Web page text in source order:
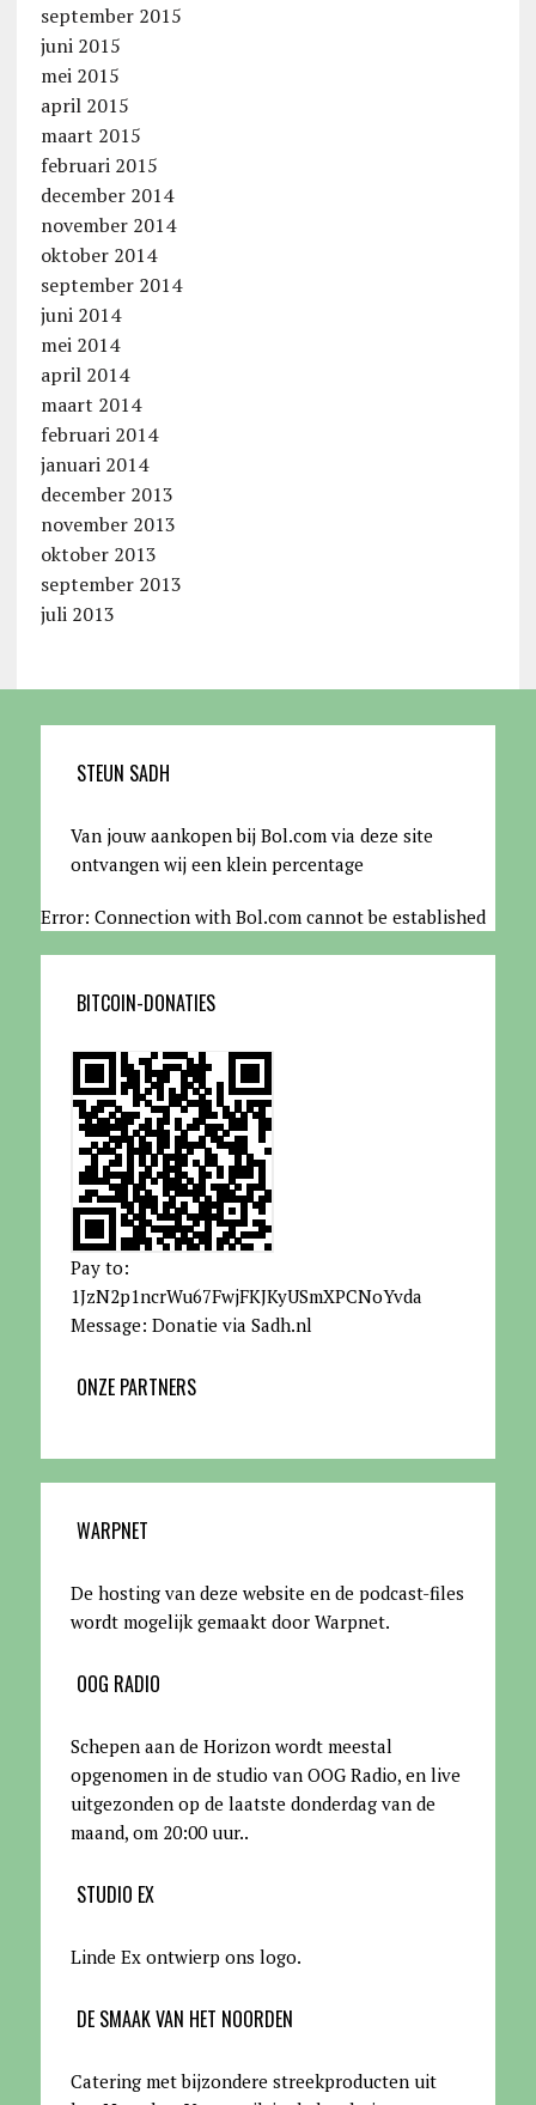
september 2015
juni 2015
mei 2015
april 2015
maart 2015
februari 2015
december 2014
november 2014
oktober 2014
september 2014
juni 2014
mei 2014
april 2014
maart 2014
februari 2014
januari 2014
december 2013
november 2013
oktober 2013
september 2013
juli 2013
STEUN SADH
Van jouw aankopen bij Bol.com via deze site
ontvangen wij een klein percentage
Error: Connection with Bol.com cannot be established
BITCOIN-DONATIES
Pay to:
1JzN2p1ncrWu67FwjFKJKyUSmXPCNoYvda
Message: Donatie via Sadh.nl
ONZE PARTNERS
WARPNET
De hosting van deze website en de podcast-files
wordt mogelijk gemaakt door Warpnet.
OOG RADIO
Schepen aan de Horizon wordt meestal
opgenomen in de studio van OOG Radio, en live
uitgezonden op de laatste donderdag van de
maand, om 20:00 uur..
STUDIO EX
Linde Ex ontwierp ons logo.
DE SMAAK VAN HET NOORDEN
Catering met bijzondere streekproducten uit